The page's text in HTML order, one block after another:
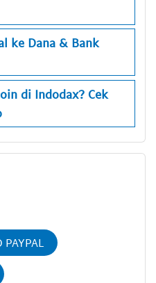
ke Dana & Bank
di Indodax? Cek